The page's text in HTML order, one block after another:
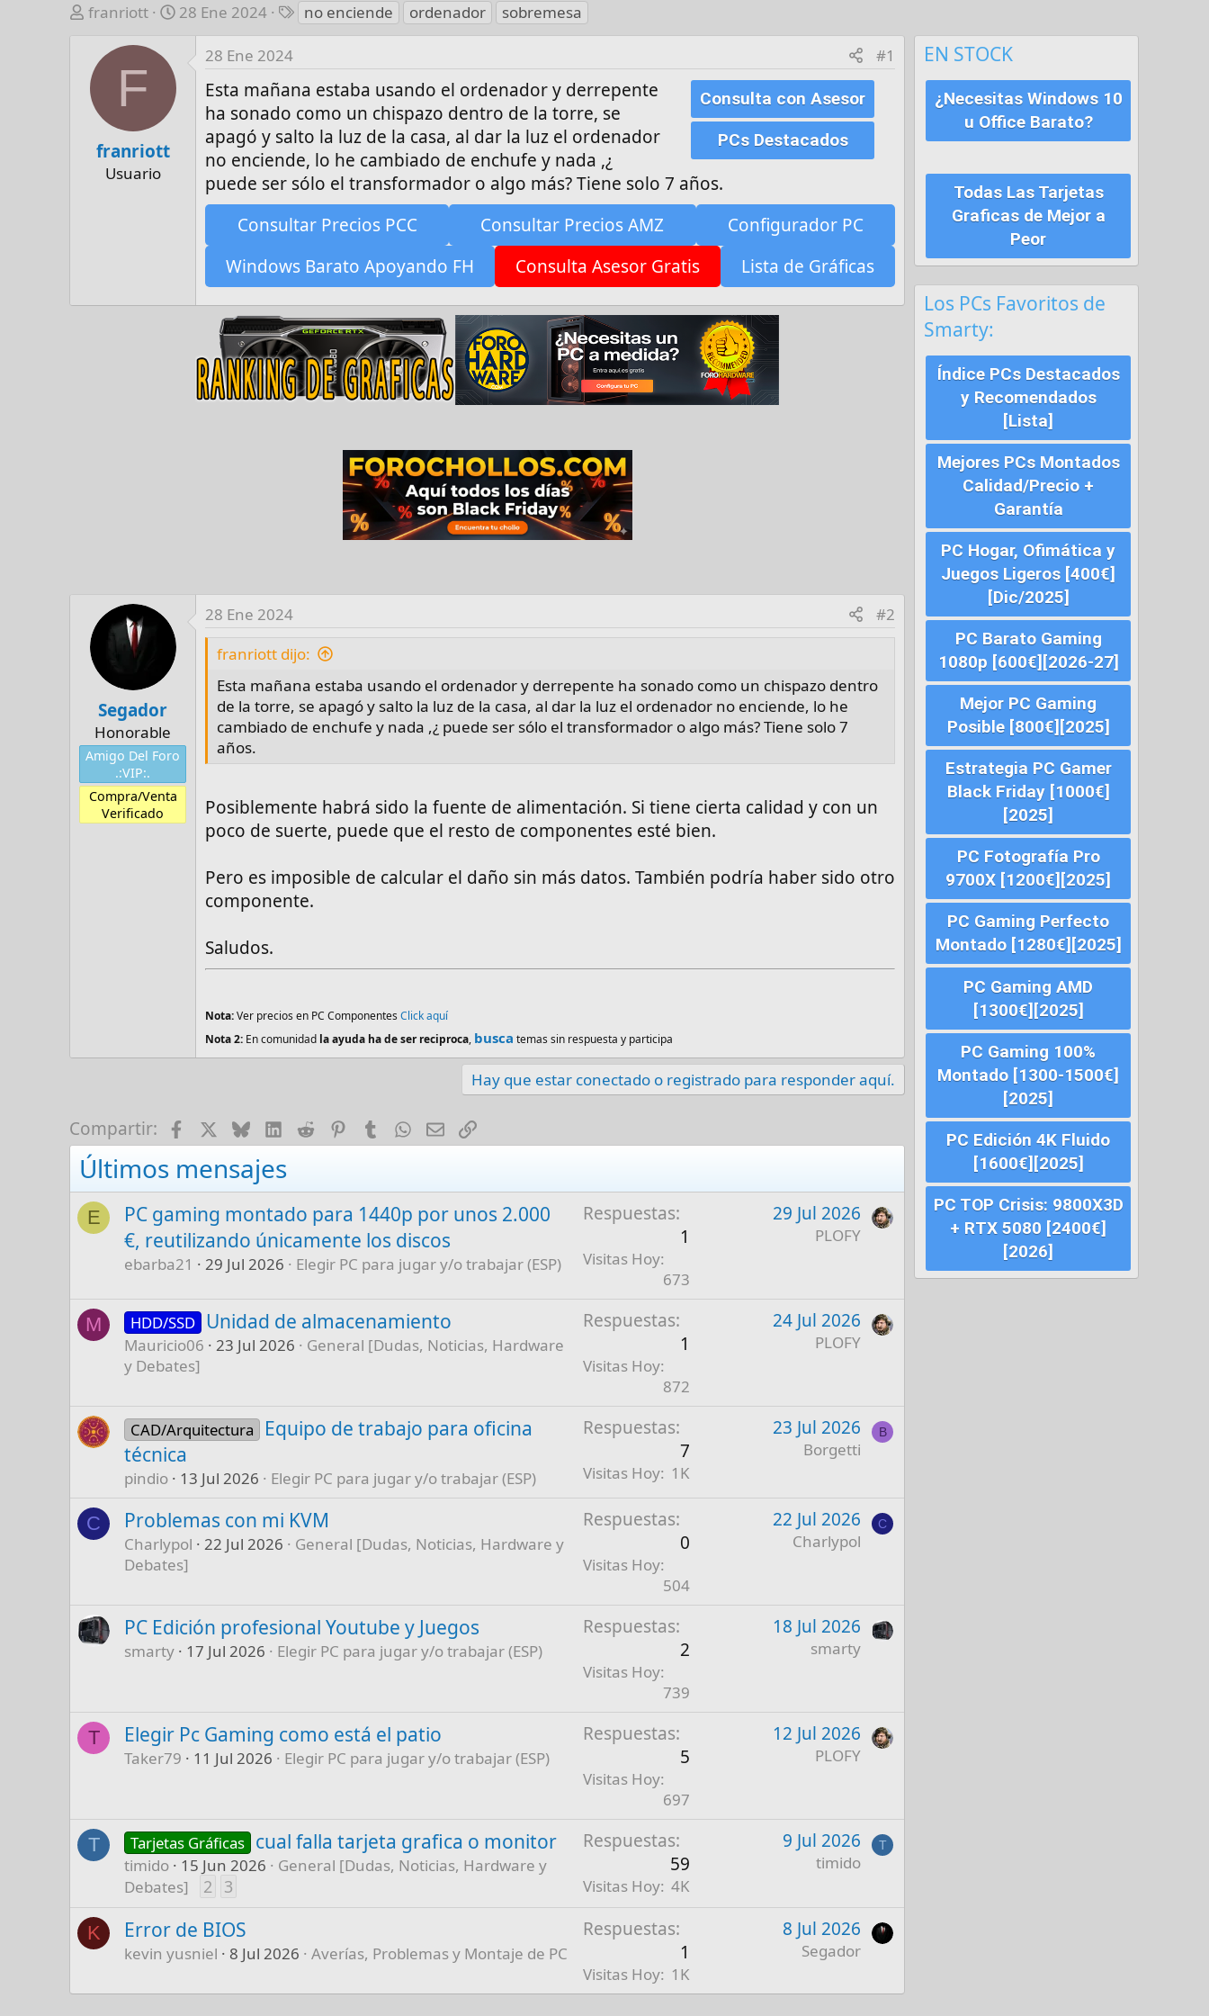
A
o
r
franriott
F
28 Ene 2024
E
t
q
u
e
t
a
s
no enciende ordenador sobremesa
F
franriott
Usuario
28 Ene 2024 #1
Consulta con Asesor
PCs Destacados
Esta mañana estaba usando el ordenador y derrepente
ha sonado como un chispazo dentro de la torre, se
apagó y salto la luz de la casa, al dar la luz el ordenador
no enciende, lo he cambiado de enchufe y nada ,¿
puede ser sólo el transformador o algo más? Tiene solo 7 años.
Consultar Precios PCC
Consultar Precios AMZ
Configurador PC
Windows Barato Apoyando FH
Consulta Asesor Gratis Lista de Gráficas
Segador
Honorable
Amigo Del Foro
.:VIP:.
Compra/Venta
Verificado
28 Ene 2024
#2
franriott dijo:
Esta mañana estaba usando el ordenador y derrepente ha sonado como un chispazo dentro
de la torre, se apagó y salto la luz de la casa, al dar la luz el ordenador no enciende, lo he
cambiado de enchufe y nada ,¿ puede ser sólo el transformador o algo más? Tiene solo 7
años.
Posiblemente habrá sido la fuente de alimentación. Si tiene cierta calidad y con un
poco de suerte, puede que el resto de componentes esté bien.
Pero es imposible de calcular el daño sin más datos. También podría haber sido otro
componente.
Saludos.
Nota:Ver precios en PC ComponentesClick aquí
Nota 2: En comunidad la ayuda ha de ser reciproca, busca temas sin respuesta y participa
Hay que estar conectado o registrado para responder aquí.
Compartir: FacebookBlueskyLinkedIn
RedditPinterestTumblr
WhatsApp
E-mailEnlace
Últimos mensajes
E
PC gaming montado para 1440p por unos 2.000
€, reutilizando únicamente los discos
ebarba21 29 Jul 2026 Elegir PC para jugar y/o trabajar (ESP)
Respuestas
1
Visitas Hoy
673
29 Jul 2026
PLOFY
M HDD/SSD Unidad de almacenamiento
Mauricio06 23 Jul 2026
General [Dudas, Noticias, Hardware
y Debates]
Respuestas
1
Visitas Hoy
872
24 Jul 2026
PLOFY
CAD/Arquitectura
Equipo de trabajo para oficina
técnica
pindio 13 Jul 2026 Elegir PC para jugar y/o trabajar (ESP)
Respuestas
7
Visitas Hoy 1K
23 Jul 2026
Borgetti
B
C Problemas con mi KVM
Charlypol 22 Jul 2026
General [Dudas, Noticias, Hardware y
Debates]
Respuestas
0
Visitas Hoy
504
22 Jul 2026
Charlypol
C
PC Edición profesional Youtube y Juegos
smarty 17 Jul 2026 Elegir PC para jugar y/o trabajar (ESP)
Respuestas
2
Visitas Hoy
739
18 Jul 2026
smarty
T Elegir Pc Gaming como está el patio
Taker79 11 Jul 2026 Elegir PC para jugar y/o trabajar (ESP)
Respuestas
5
Visitas Hoy
697
12 Jul 2026
PLOFY
T Tarjetas Gráficas cual falla tarjeta grafica o monitor
timido 15 Jun 2026
General [Dudas, Noticias, Hardware y
Debates]
2 3
Respuestas
59
Visitas Hoy 4K
9 Jul 2026
timido
T
K Error de BIOS
kevin yusniel 8 Jul 2026 Averías, Problemas y Montaje de PC
Respuestas
1
Visitas Hoy 1K
8 Jul 2026
Segador
EN STOCK
¿Necesitas Windows 10
u Office Barato?
Todas Las Tarjetas
Graficas de Mejor a
Peor
Los PCs Favoritos de
Smarty:
Índice PCs Destacados
y Recomendados
[Lista]
Mejores PCs Montados
Calidad/Precio +
Garantía
PC Hogar, Ofimática y
Juegos Ligeros [400€]
[Dic/2025]
PC Barato Gaming
1080p [600€][2026-27]
Mejor PC Gaming
Posible [800€][2025]
Estrategia PC Gamer
Black Friday [1000€]
[2025]
PC Fotografía Pro
9700X [1200€][2025]
PC Gaming Perfecto
Montado [1280€][2025]
PC Gaming AMD
[1300€][2025]
PC Gaming 100%
Montado [1300-1500€]
[2025]
PC Edición 4K Fluido
[1600€][2025]
PC TOP Crisis: 9800X3D
+ RTX 5080 [2400€]
[2026]